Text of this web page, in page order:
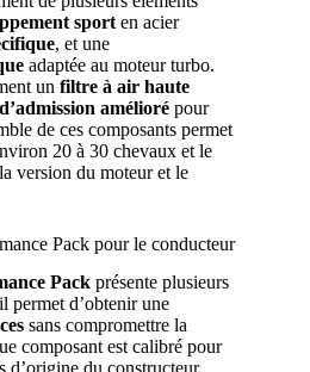
sport en acier
, et une
adaptée au moteur turbo.
un filtre à air haute
amélioré pour
de ces composants permet
20 à 30 chevaux et le
version du moteur et le
Pack pour le conducteur
Pack présente plusieurs
permet d’obtenir une
sans compromettre la
composant est calibré pour